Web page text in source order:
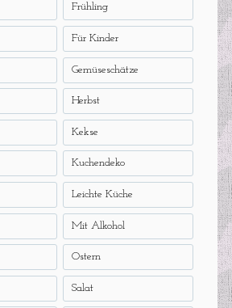
Frühling
Für Kinder
Gemüseschätze
Herbst
Kekse
Kuchendeko
Leichte Küche
Mit Alkohol
Ostern
Salat